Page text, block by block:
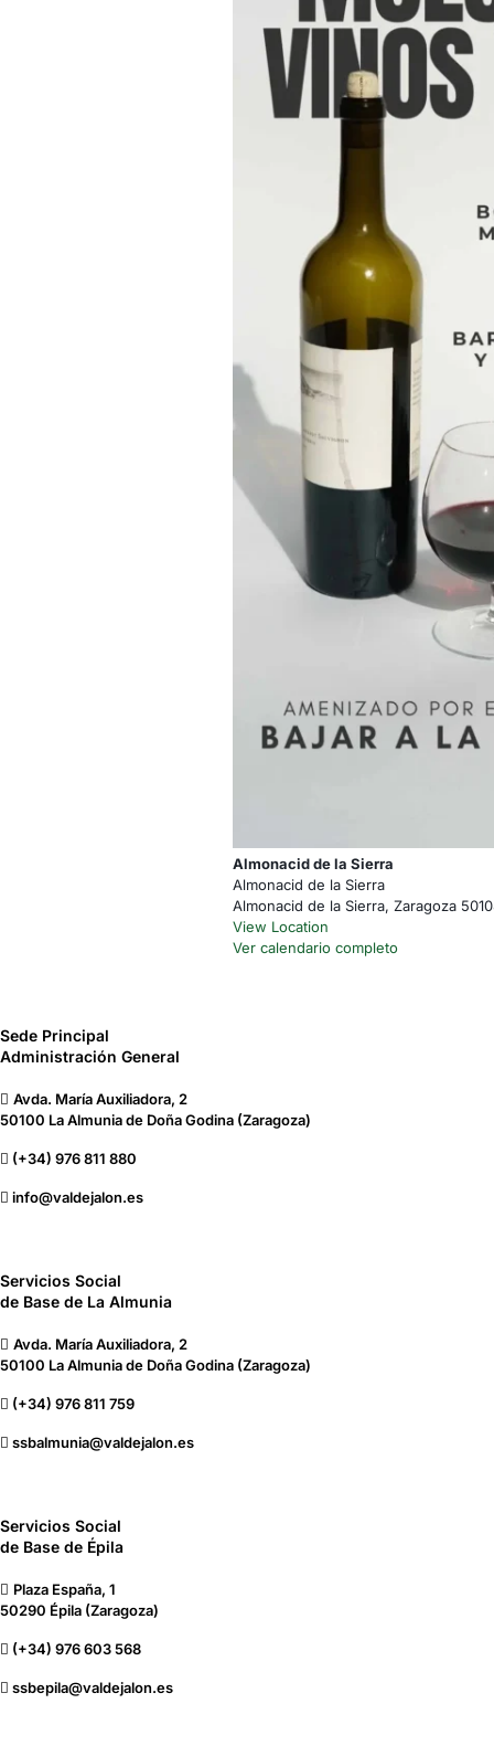
Almonacid de la Sierra
Almonacid de la Sierra
Almonacid de la Sierra, Zaragoza
View Location
Ver calendario completo
Sede Principal
Administración General
Avda. María Auxiliadora, 2
50100 La Almunia de Doña Godina (Zaragoza)
(+34) 976 811 880
info@valdejalon.es
Servicios Social
de Base de La Almunia
Avda. María Auxiliadora, 2
50100 La Almunia de Doña Godina (Zaragoza)
(+34) 976 811 759
ssbalmunia@valdejalon.es
Servicios Social
de Base de Épila
Plaza España, 1
50290 Épila (Zaragoza)
(+34) 976 603 568
ssbepila@valdejalon.es